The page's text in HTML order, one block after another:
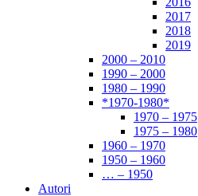
2017
2018
2019
2000 – 2010
1990 – 2000
1980 – 1990
*1970-1980*
1970 – 1975
1975 – 1980
1960 – 1970
1950 – 1960
… – 1950
Autori